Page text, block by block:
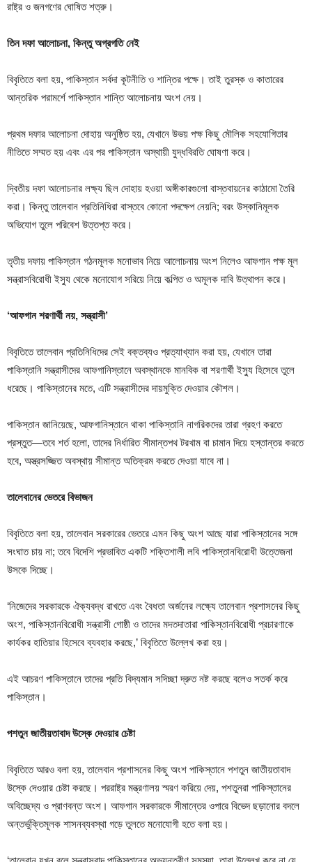
রাষ্ট্র ও জনগণের ঘোষিত শত্রু।
তিন দফা আলোচনা, কিন্তু অগ্রগতি নেই
বিবৃতিতে বলা হয়, পাকিস্তান সর্বদা কূটনীতি ও শান্তির পক্ষে। তাই তুরস্ক ও কাতারের
আন্তরিক পরামর্শে পাকিস্তান শান্তি আলোচনায় অংশ নেয়।
প্রথম দফার আলোচনা দোহায় অনুষ্ঠিত হয়, যেখানে উভয় পক্ষ কিছু মৌলিক সহযোগিতার
নীতিতে সম্মত হয় এবং এর পর পাকিস্তান অস্থায়ী যুদ্ধবিরতি ঘোষণা করে।
দ্বিতীয় দফা আলোচনার লক্ষ্য ছিল দোহায় হওয়া অঙ্গীকারগুলো বাস্তবায়নের কাঠামো তৈরি
করা। কিন্তু তালেবান প্রতিনিধিরা বাস্তবে কোনো পদক্ষেপ নেয়নি; বরং উস্কানিমূলক
অভিযোগ তুলে পরিবেশ উত্তপ্ত করে।
তৃতীয় দফায় পাকিস্তান গঠনমূলক মনোভাব নিয়ে আলোচনায় অংশ নিলেও আফগান পক্ষ মূল
সন্ত্রাসবিরোধী ইস্যু থেকে মনোযোগ সরিয়ে নিয়ে কল্পিত ও অমূলক দাবি উত্থাপন করে।
‘আফগান শরণার্থী নয়, সন্ত্রাসী’
বিবৃতিতে তালেবান প্রতিনিধিদের সেই বক্তব্যও প্রত্যাখ্যান করা হয়, যেখানে তারা
পাকিস্তানি সন্ত্রাসীদের আফগানিস্তানে অবস্থানকে মানবিক বা শরণার্থী ইস্যু হিসেবে তুলে
ধরেছে। পাকিস্তানের মতে, এটি সন্ত্রাসীদের দায়মুক্তি দেওয়ার কৌশল।
পাকিস্তান জানিয়েছে, আফগানিস্তানে থাকা পাকিস্তানি নাগরিকদের তারা গ্রহণ করতে
প্রস্তুত—তবে শর্ত হলো, তাদের নির্ধারিত সীমান্তপথ টরখাম বা চামান দিয়ে হস্তান্তর করতে
হবে, অস্ত্রসজ্জিত অবস্থায় সীমান্ত অতিক্রম করতে দেওয়া যাবে না।
তালেবানের ভেতরে বিভাজন
বিবৃতিতে বলা হয়, তালেবান সরকারের ভেতরে এমন কিছু অংশ আছে যারা পাকিস্তানের সঙ্গে
সংঘাত চায় না; তবে বিদেশি প্রভাবিত একটি শক্তিশালী লবি পাকিস্তানবিরোধী উত্তেজনা
উসকে দিচ্ছে।
‘নিজেদের সরকারকে ঐক্যবদ্ধ রাখতে এবং বৈধতা অর্জনের লক্ষ্যে তালেবান প্রশাসনের কিছু
অংশ, পাকিস্তানবিরোধী সন্ত্রাসী গোষ্ঠী ও তাদের মদতদাতারা পাকিস্তানবিরোধী প্রচারণাকে
কার্যকর হাতিয়ার হিসেবে ব্যবহার করছে,’ বিবৃতিতে উল্লেখ করা হয়।
এই আচরণ পাকিস্তানে তাদের প্রতি বিদ্যমান সদিচ্ছা দ্রুত নষ্ট করছে বলেও সতর্ক করে
পাকিস্তান।
পশতুন জাতীয়তাবাদ উস্কে দেওয়ার চেষ্টা
বিবৃতিতে আরও বলা হয়, তালেবান প্রশাসনের কিছু অংশ পাকিস্তানে পশতুন জাতীয়তাবাদ
উস্কে দেওয়ার চেষ্টা করছে। পররাষ্ট্র মন্ত্রণালয় স্মরণ করিয়ে দেয়, পশতুনরা পাকিস্তানের
অবিচ্ছেদ্য ও প্রাণবন্ত অংশ। আফগান সরকারকে সীমান্তের ওপারে বিভেদ ছড়ানোর বদলে
অন্তর্ভুক্তিমূলক শাসনব্যবস্থা গড়ে তুলতে মনোযোগী হতে বলা হয়।